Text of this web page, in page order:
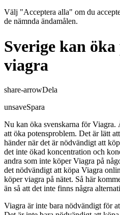
Välj "Acceptera alla" om du
de nämnda ändamålen.
Sverige kan
viagra
share-arrowDela
unsaveSpara
Nu kan öka svenskarna för Viagra.
att öka potensproblem. Det är lätt
händer när det är nödvändigt att
det inte ökad koncentration och
andra som inte köper Viagra på
det nödvändigt att köpa Viagra
köper viagra på nätet. Så här
än så att det inte finns några
Viagra är inte bara nödvändigt för